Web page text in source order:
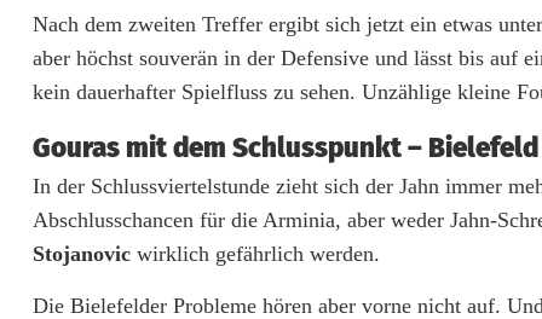
n
n
e
n
Nach dem zweiten Treffer ergibt sich jetzt ein etwas
aber höchst souverän in der Defensive und lässt bis auf
kein dauerhafter Spielfluss zu sehen. Unzählige kleine
Gouras mit dem Schlusspunkt –
In der Schlussviertelstunde zieht sich der Jahn immer
Abschlusschancen für die Arminia, aber weder Jahn-
Stojanovic wirklich gefährlich werden.
Die Bielefelder Probleme hören aber vorne nicht auf.